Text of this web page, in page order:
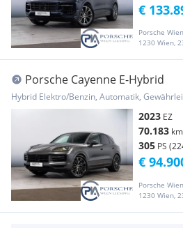
Porsche
1230 Wien,
€
Porsche Cayenne E-Hybrid
Hybrid Elektro/Benzin, Automatik,
2023 EZ
70.183 km
305 PS
Porsche
1230 Wien,
€